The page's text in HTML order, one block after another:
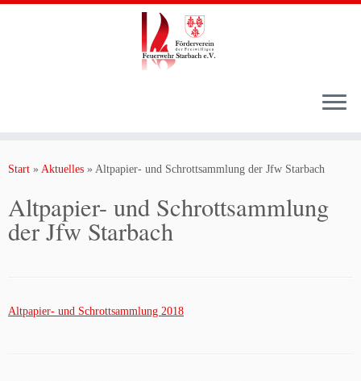
Inhalt
Start » Aktuelles » Altpapier- und Schrottsammlung der Jfw Starbach
Altpapier- und Schrottsammlung
der Jfw Starbach
Altpapier- und Schrottsammlung 2018